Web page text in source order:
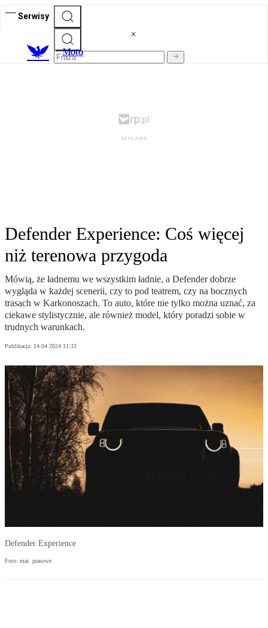
Serwisy
Moto
Defender Experience: Coś więcej
niż terenowa przygoda
Mówią, że ładnemu we wszystkim ładnie, a Defender dobrze
wygląda w każdej scenerii, czy to pod teatrem, czy na bocznych
trasach w Karkonoszach. To auto, które nie tylko można uznać, za
ciekawe stylistycznie, ale również model, który poradzi sobie w
trudnych warunkach.
Publikacja: 14.04.2024 11:33
Defender Experience
Foto: mat. prasowe